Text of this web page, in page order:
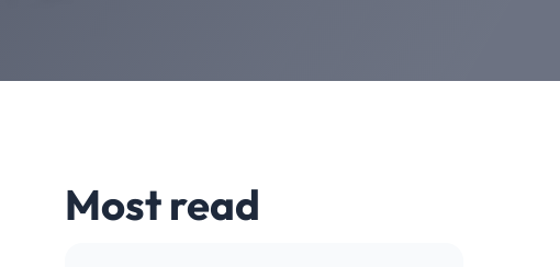
Most read